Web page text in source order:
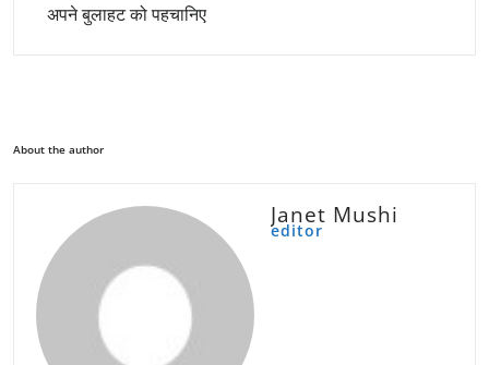
अपने बुलाहट को पहचानिए
About the author
Janet Mushi
editor